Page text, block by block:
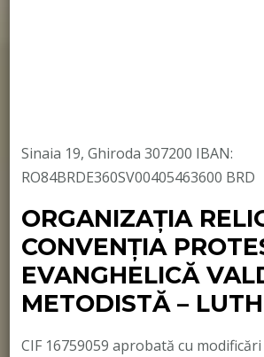
Sinaia 19, Ghiroda 307200 IBAN:
RO84BRDE360SV00405463600 BRD
ORGANIZAȚIA
CONVENŢIA
EVANGHELICĂ
METODISTĂ –
CIF 16759059 aprobată cu